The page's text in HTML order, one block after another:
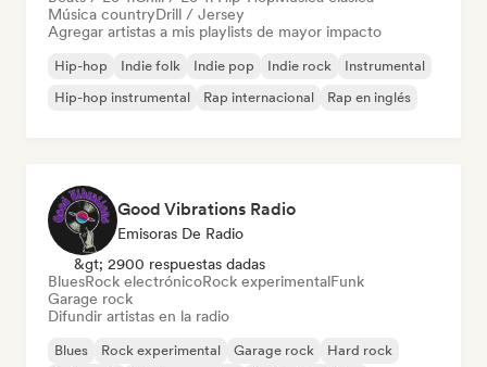
Música countryDrill / Jersey
Agregar artistas a mis playlists de mayor impacto
Hip-hop Indie folk Indie pop Indie rock
Instrumental
Hip-hop instrumental
Rap internacional Rap en inglés
Good Vibrations Radio
Emisoras De Radio
&gt; 2900 respuestas dadas
BluesRock electrónicoRock experimentalFunk
Garage rock
Difundir artistas en la radio
Blues Rock experimental Garage rock
Hard rock